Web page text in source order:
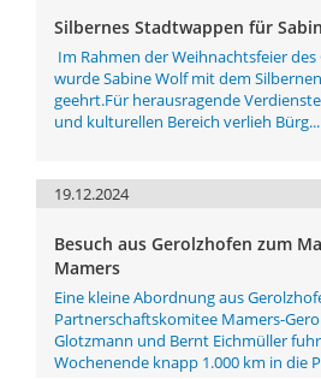
Silbernes Stadtwappen für
Im Rahmen der Weihnachtsfeier
wurde Sabine Wolf mit dem
geehrt.Für herausragende
und kulturellen Bereich verlieh Bürg...
19.12.2024
Besuch aus Gerolzhofen zum
Mamers
Eine kleine Abordnung aus
Partnerschaftskomitee Mamers-
Glotzmann und Bernt Eichmüller
Wochenende knapp 1.000 km in die